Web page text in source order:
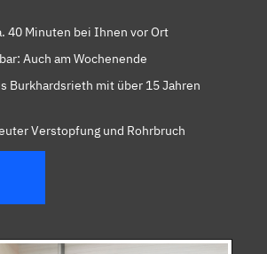
40 Minuten bei Ihnen vor Ort
Auch am Wochenende
Burkhardsrieth mit über 15 Jahren
Verstopfung und Rohrbruch